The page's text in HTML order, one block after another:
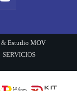
& Estudio MOV
SERVICIOS